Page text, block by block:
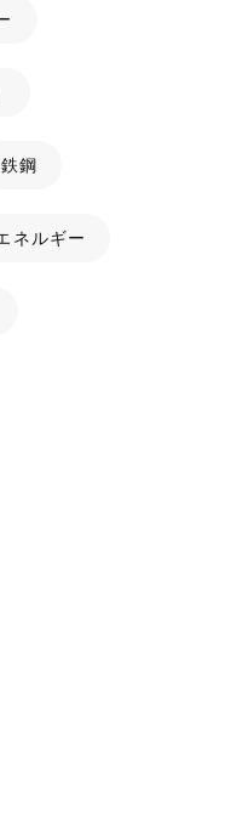
鉄鋼
ネルギー